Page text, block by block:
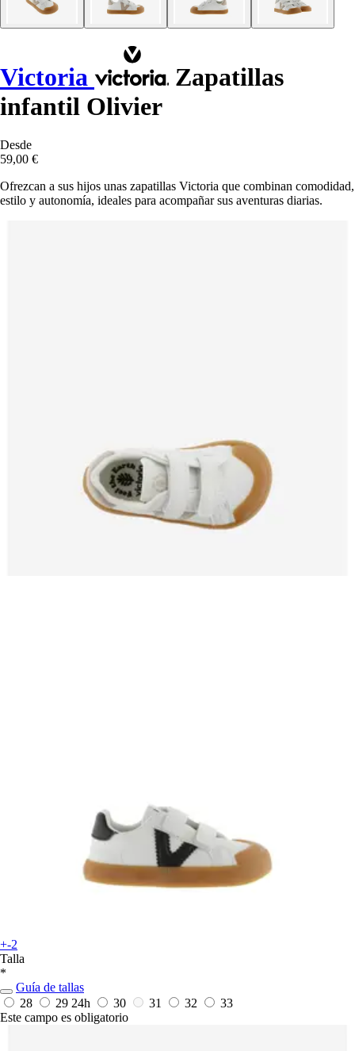
Victoria
Zapatillas
infantil Olivier
Desde
59,00 €
Ofrezcan a sus hijos unas zapatillas Victoria que combinan comodidad,
estilo y autonomía, ideales para acompañar sus aventuras diarias.
+-2
Talla
*
Guía de tallas
28
29 24h 30 31 32
33
Este campo es obligatorio